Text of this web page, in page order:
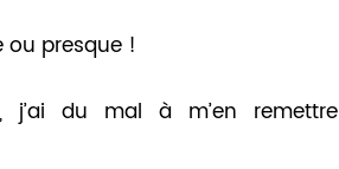
ou presque !
j’ai du mal à m’en remettre